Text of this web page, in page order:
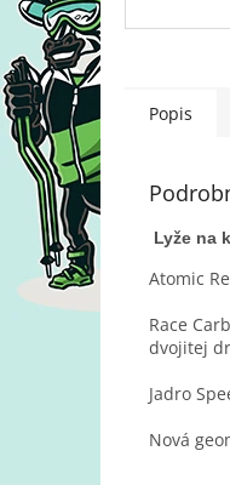
Popis
Lyže na
Atomic
Race
dvojitej
Jadro
Nová